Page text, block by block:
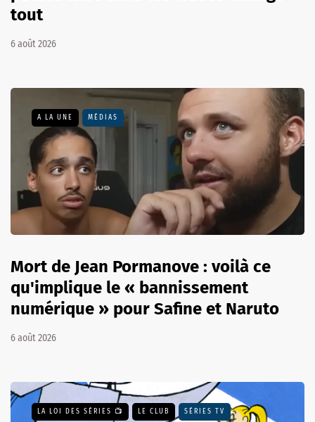
tout
6 août 2026
A LA UNE MÉDIAS
Mort de Jean Pormanove : voilà ce
qu'implique le « bannissement
numérique » pour Safine et Naruto
6 août 2026
LA LOI DES SÉRIES 📺 LE CLUB SÉRIES TV